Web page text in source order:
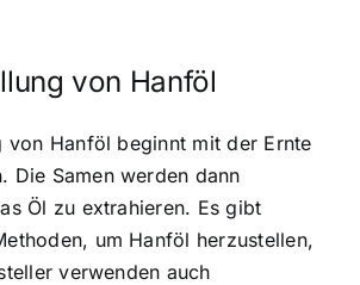
von Hanföl
von Hanföl beginnt mit der Ernte
Die Samen werden dann
Öl zu extrahieren. Es gibt
um Hanföl herzustellen,
verwenden auch